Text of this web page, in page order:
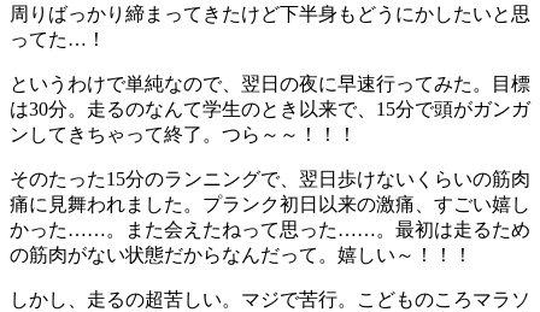
周りばっかり締まってきたけど下半身もどうにかしたいと思
ってた…！
というわけで単純なので、翌日の夜に早速行ってみた。目標
は30分。走るのなんて学生のとき以来で、15分で頭がガンガ
ンしてきちゃって終了。つら～～！！！
そのたった15分のランニングで、翌日歩けないくらいの筋肉
痛に見舞われました。プランク初日以来の激痛、すごい嬉し
かった……。また会えたねって思った……。最初は走るため
の筋肉がない状態だからなんだって。嬉しい～！！！
しかし、走るの超苦しい。マジで苦行。こどものころマラソ